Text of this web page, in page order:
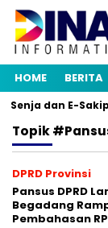
HOME BERITA
dan E-Sakip
Topik
DPRD Provinsi
Pansus DPRD
Begadang
Pembahasan